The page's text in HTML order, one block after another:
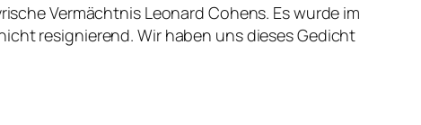
Vermächtnis Leonard Cohens. Es wurde im
resignierend. Wir haben uns dieses Gedicht